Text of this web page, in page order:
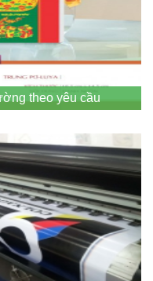
theo yêu cầu